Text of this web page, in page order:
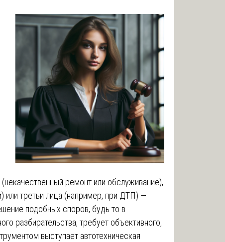
ремонт или обслуживание),
или третьи лица (например, при ДТП) —
подобных споров, будь то в
разбирательства, требует объективного,
выступает автотехническая